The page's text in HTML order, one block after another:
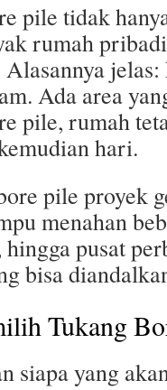
pile tidak
rumah
Ada area
pile, rumah
hari.
pile proyek
menahan
pusat
bisa
Tukang
siapa yang